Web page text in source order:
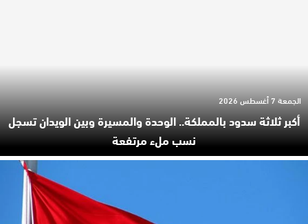
أكبر ثلاثة سدود بالمملكة.. الوحدة والمسيرة وبين الويدان تسجل
نسب ملء مرتفعة
الجمعة 7 أغسطس 2026